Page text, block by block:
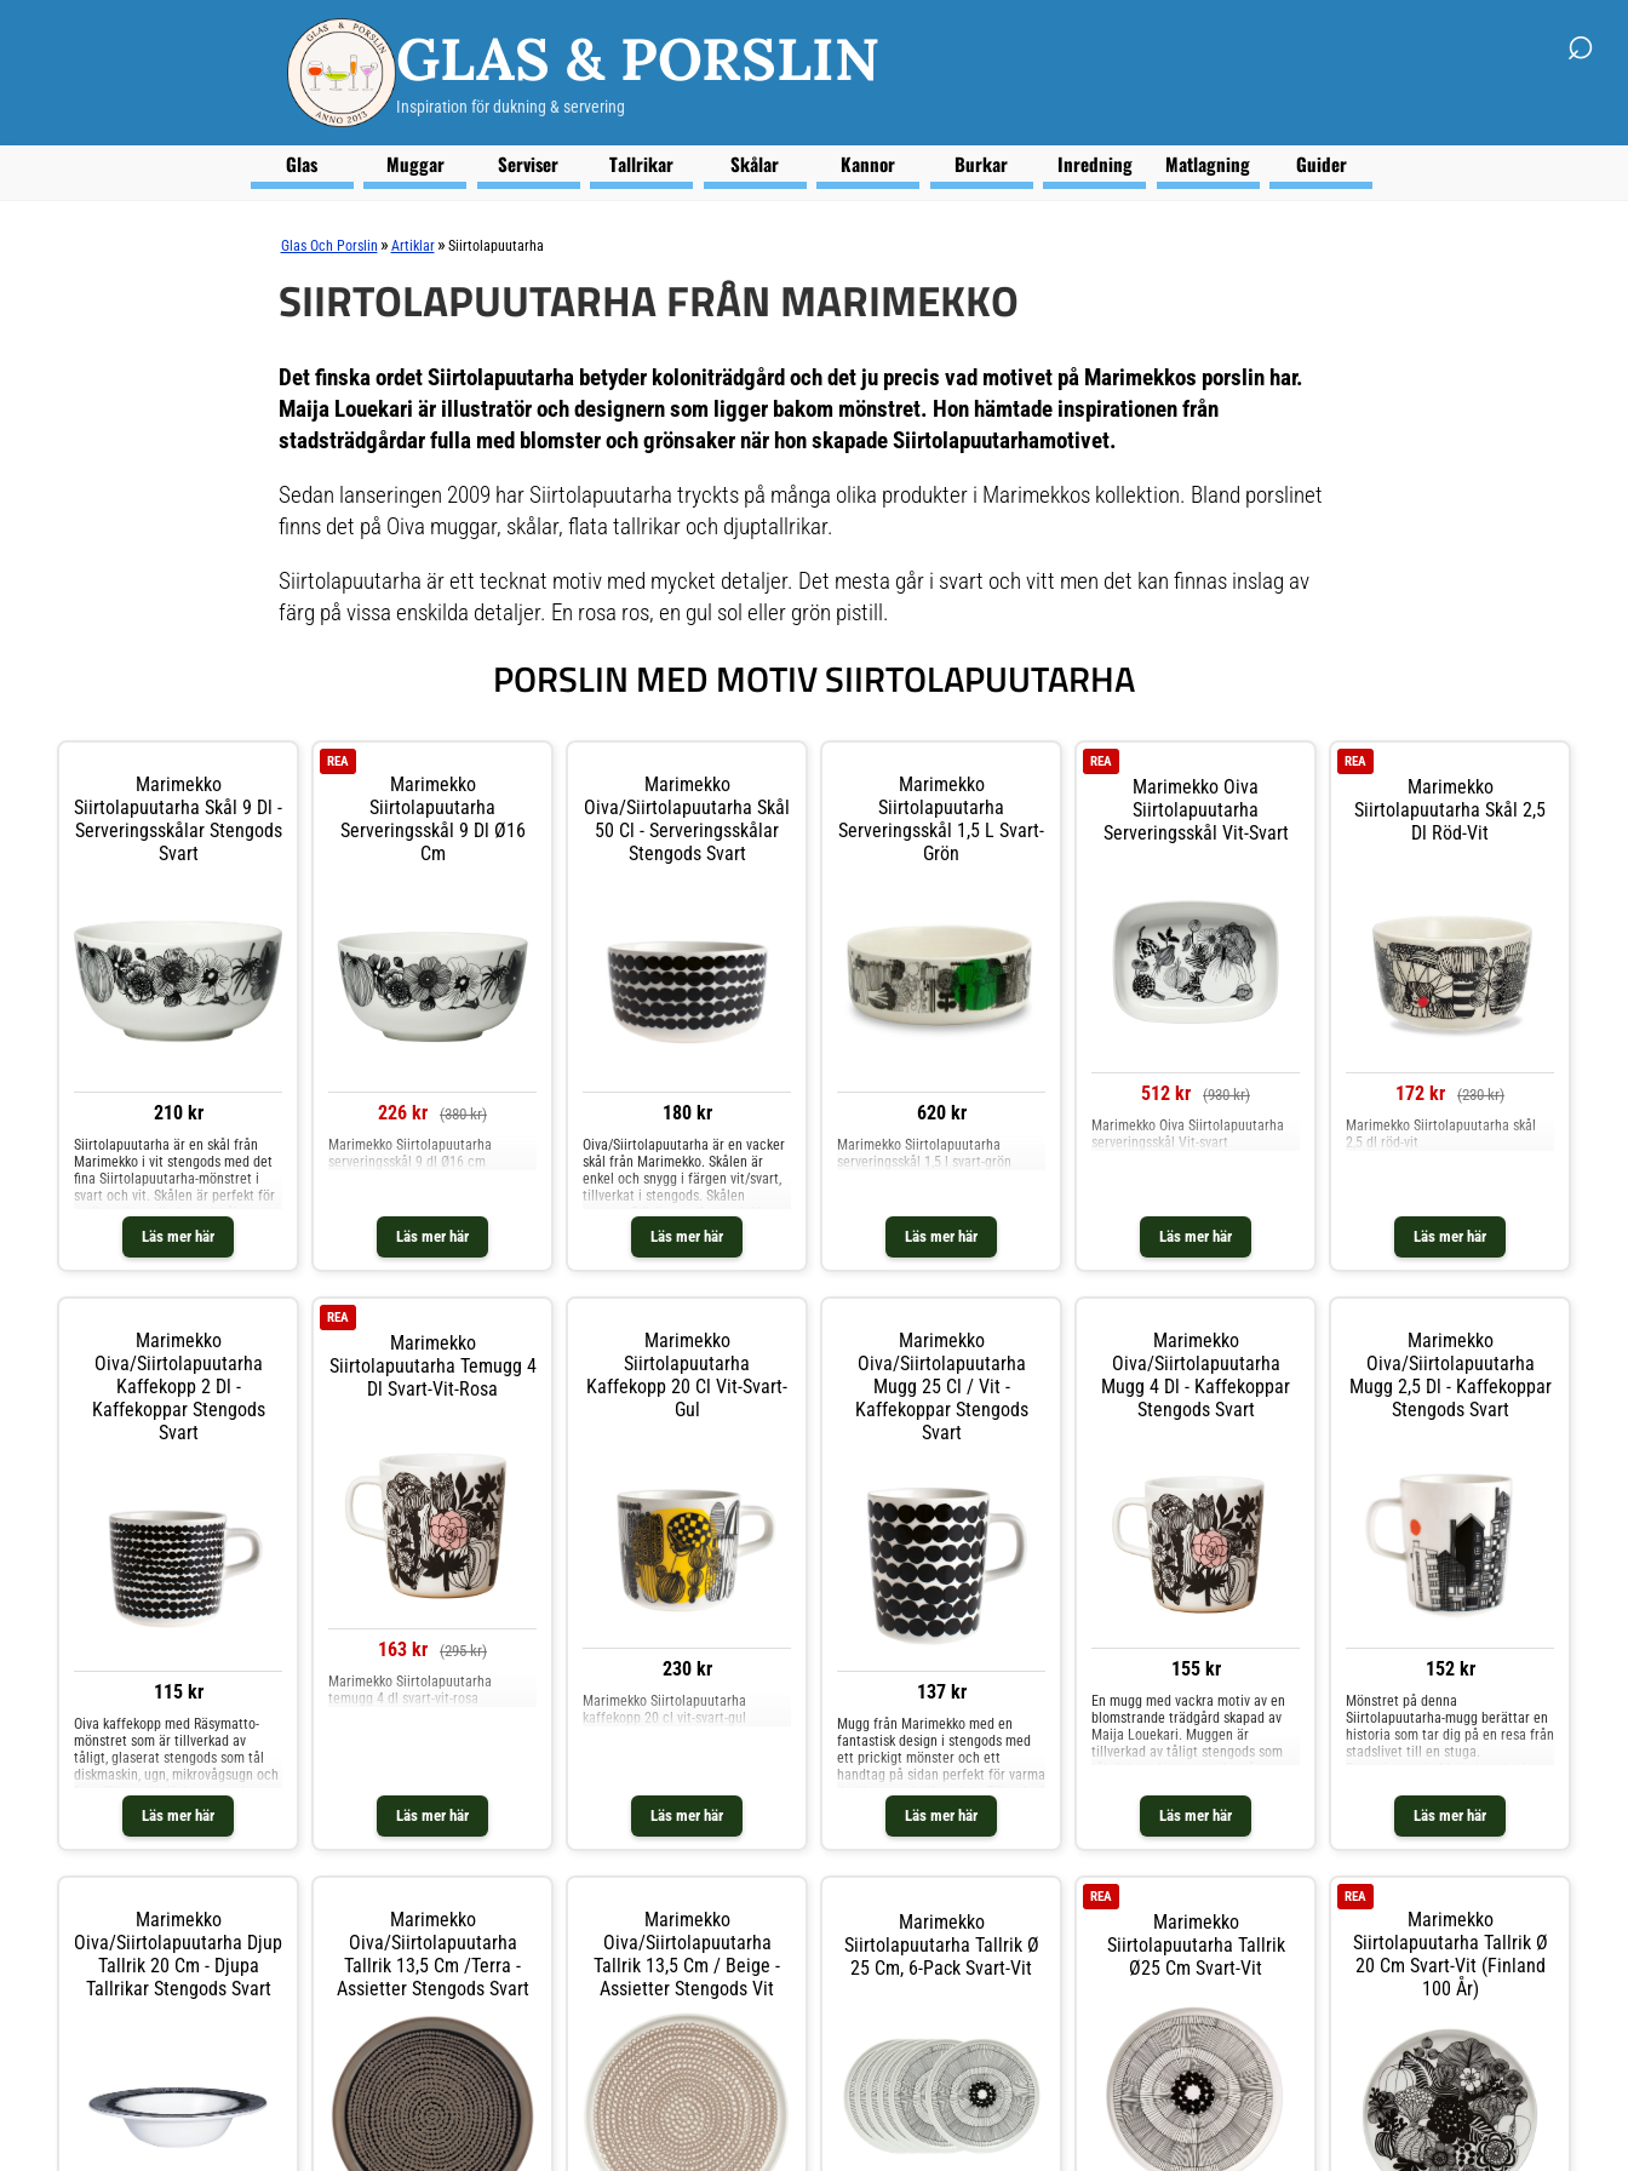
GLAS & PORSLIN
Inspiration för dukning & servering
⌕
Glas Muggar Serviser Tallrikar Skålar Kannor Burkar Inredning Matlagning Guider
Glas Och Porslin » Artiklar » Siirtolapuutarha
SIIRTOLAPUUTARHA FRÅN MARIMEKKO
Det finska ordetSiirtolapuutarhabetyder koloniträdgårdoch det ju precis vad motivet på Marimekkos porslin har.
Maija Louekari är illustratör och designern som ligger bakom mönstret. Hon hämtade inspirationen från
stadsträdgårdar fulla med blomster och grönsaker när hon skapade Siirtolapuutarhamotivet.
Sedan lanseringen 2009 har Siirtolapuutarha tryckts på många olika produkter i Marimekkos kollektion. Bland porslinet
finns det på Oiva muggar, skålar, flata tallrikar och djuptallrikar.
Siirtolapuutarha är ett tecknat motiv med mycket detaljer. Det mesta går i svart och vitt men det kan finnas inslag av
färg på vissa enskilda detaljer. En rosa ros, en gul sol eller grön pistill.
PORSLIN MED MOTIV SIIRTOLAPUUTARHA
Marimekko
Siirtolapuutarha Skål 9 Dl -
Serveringsskålar Stengods
Svart
210 kr
Läs mer här
Siirtolapuutarha är en skål från
Marimekko i vit stengods med det
fina Siirtolapuutarha-mönstret i
svart och vit. Skålen är perfekt för
nudlar eller sallader och tål
diskmaskin, ugn, mikrovågsugn och
frys. Shoppa Serveringsskålar och
mer Skålar & Uppläggningsfat hos
Marimekko
Siirtolapuutarha
Serveringsskål 9 Dl Ø16
Cm
REA
226 kr (380 kr)
Läs mer här
Marimekko Siirtolapuutarha
serveringsskål 9 dl Ø16 cm
Marimekko
Oiva/siirtolapuutarha Skål
50 Cl - Serveringsskålar
Stengods Svart
180 kr
Läs mer här
Oiva/Siirtolapuutarha är en vacker
skål från Marimekko. Skålen är
enkel och snygg i färgen vit/svart,
tillverkat i stengods. Skålen
rymmer 5dl, är ugnsfast och klarar
maskindisk. Shoppa
Serveringsskålar och mer Skålar &
Uppläggningsfat hos Royal Design.
Marimekko
Siirtolapuutarha
Serveringsskål 1,5 L Svart-
Grön
620 kr
Läs mer här
Marimekko Siirtolapuutarha
serveringsskål 1,5 l svart-grön
Marimekko Oiva
Siirtolapuutarha
Serveringsskål Vit-Svart
REA
512 kr (930 kr)
Läs mer här
Marimekko Oiva Siirtolapuutarha
serveringsskål Vit-svart
Marimekko
Siirtolapuutarha Skål 2,5
Dl Röd-Vit
REA
172 kr (230 kr)
Läs mer här
Marimekko Siirtolapuutarha skål
2,5 dl röd-vit
Marimekko
Oiva/siirtolapuutarha
Kaffekopp 2 Dl -
Kaffekoppar Stengods
Svart
115 kr
Läs mer här
Oiva kaffekopp med Räsymatto-
mönstret som är tillverkad av
tåligt, glaserat stengods som tål
diskmaskin, ugn, mikrovågsugn och
frys. Shoppa Kaffekoppar och mer
Muggar & Koppar hos Royal
Marimekko
Siirtolapuutarha Temugg 4
Dl Svart-Vit-Rosa
REA
163 kr (295 kr)
Läs mer här
Marimekko Siirtolapuutarha
temugg 4 dl svart-vit-rosa
Marimekko
Siirtolapuutarha
Kaffekopp 20 Cl Vit-Svart-
Gul
230 kr
Läs mer här
Marimekko Siirtolapuutarha
kaffekopp 20 cl vit-svart-gul
Marimekko
Oiva/siirtolapuutarha
Mugg 25 Cl / Vit -
Kaffekoppar Stengods
Svart
137 kr
Läs mer här
Mugg från Marimekko med en
fantastisk design i stengods med
ett prickigt mönster och ett
handtag på sidan perfekt för varma
drycker som kaffe och te.Tillverkad
i Thailand. Formgivning av Maija
Louekari. Originaldesign från år
2009.Om muggen från Marimekko-
i Thailand.- Formgivning av Maija
Louekari.Skötselråd för muggen-
Ugnsfast.- Tål mikrovågsugn.- Tål
diskmaskin. Shoppa Kaffekoppar
och mer Muggar & Koppar hos
Marimekko
Oiva/siirtolapuutarha
Mugg 4 Dl - Kaffekoppar
Stengods Svart
155 kr
Läs mer här
En mugg med vackra motiv av en
blomstrande trädgård skapad av
Maija Louekari. Muggen är
tillverkad av tåligt stengods som
mer Muggar & Koppar hos Royal
Marimekko
Oiva/siirtolapuutarha
Mugg 2,5 Dl - Kaffekoppar
Stengods Svart
152 kr
Läs mer här
Mönstret på denna
Siirtolapuutarha-mugg berättar en
historia som tar dig på en resa från
stadslivet till en stuga.
stengods som tål diskmaskin, ugn,
mikrovågsugn och frys. Shoppa
Kaffekoppar och mer Muggar &
Marimekko
Oiva/siirtolapuutarha Djup
Tallrik 20 Cm - Djupa
Tallrikar Stengods Svart
Marimekko
Oiva/siirtolapuutarha
Tallrik 13,5 Cm /terra -
Assietter Stengods Svart
Marimekko
Oiva/siirtolapuutarha
Tallrik 13,5 Cm / Beige -
Assietter Stengods Vit
Marimekko
Siirtolapuutarha Tallrik Ø
25 Cm, 6-Pack Svart-Vit
Marimekko
Siirtolapuutarha Tallrik
Ø25 Cm Svart-Vit
REA
Marimekko
Siirtolapuutarha Tallrik Ø
20 Cm Svart-Vit (Finland
100 År)
REA